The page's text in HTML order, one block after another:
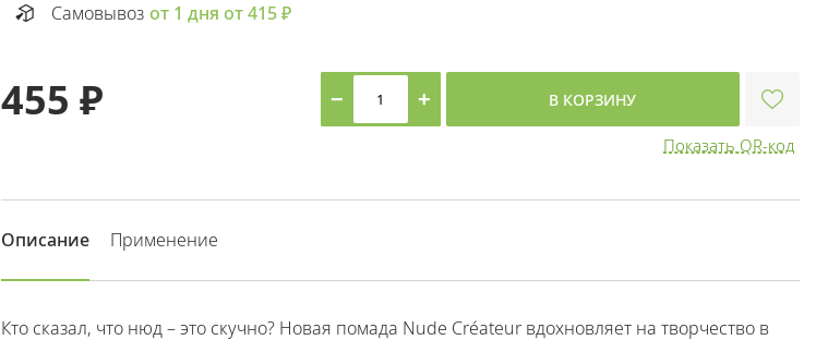
Самовывоз от 1 дня от 415 ₽
455 ₽ − + В КОРЗИНУ
Показать QR-код
Описание Применение
Кто сказал, что нюд – это скучно? Новая помада Nude Créateur вдохновляет на творчество в